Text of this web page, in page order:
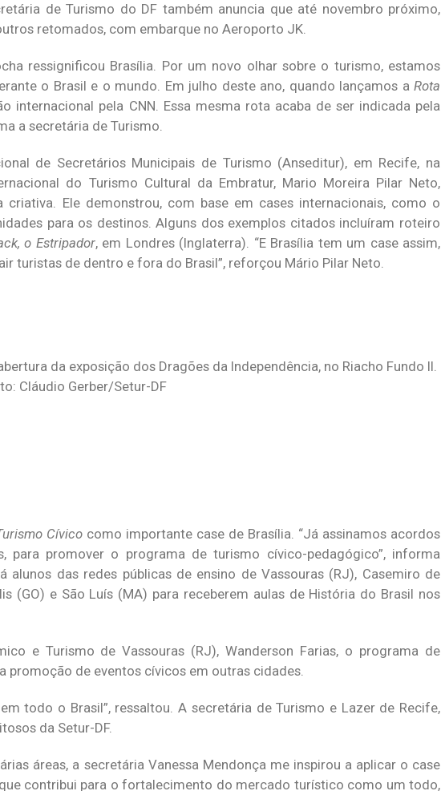
de Turismo do DF também anuncia que até novembro próximo,
retomados, com embarque no Aeroporto JK.
ressignificou Brasília. Por um novo olhar sobre o turismo, estamos
o Brasil e o mundo. Em julho deste ano, quando lançamos a Rota
internacional pela CNN. Essa mesma rota acaba de ser indicada pela
a secretária de Turismo.
de Secretários Municipais de Turismo (Anseditur), em Recife, na
do Turismo Cultural da Embratur, Mario Moreira Pilar Neto,
Ele demonstrou, com base em cases internacionais, como o
para os destinos. Alguns dos exemplos citados incluíram roteiro
o Estripador, em Londres (Inglaterra). “E Brasília tem um case assim,
turistas de dentro e fora do Brasil”, reforçou Mário Pilar Neto.
da exposição dos Dragões da Independência, no Riacho Fundo II.
Cláudio Gerber/Setur-DF
Cívico como importante case de Brasília. “Já assinamos acordos
para promover o programa de turismo cívico-pedagógico”, informa
alunos das redes públicas de ensino de Vassouras (RJ), Casemiro de
(GO) e São Luís (MA) para receberem aulas de História do Brasil nos
e Turismo de Vassouras (RJ), Wanderson Farias, o programa de
de eventos cívicos em outras cidades.
todo o Brasil”, ressaltou. A secretária de Turismo e Lazer de Recife,
da Setur-DF.
áreas, a secretária Vanessa Mendonça me inspirou a aplicar o case
contribui para o fortalecimento do mercado turístico como um todo,